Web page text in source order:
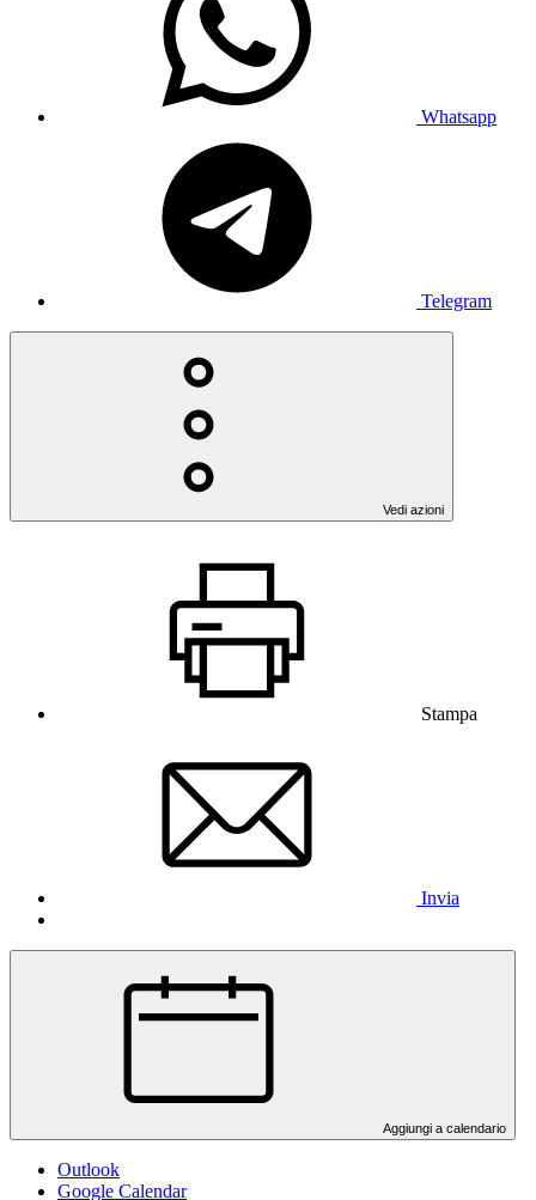
Whatsapp
Telegram
Vedi azioni
Stampa
Invia
Aggiungi a calendario
Outlook
Google Calendar